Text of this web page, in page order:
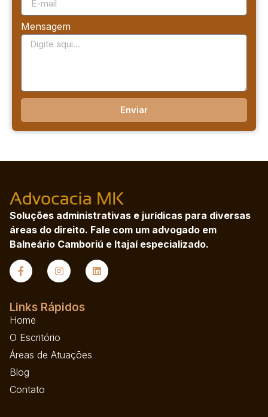
Mensagem
Enviar
Soluções administrativas e jurídicas para diversas
áreas do direito. Fale com um advogado em
Balneário Camboriú e Itajaí especializado.
Links Rápidos
Home
O Escritório
Áreas de Atuações
Blog
Contato